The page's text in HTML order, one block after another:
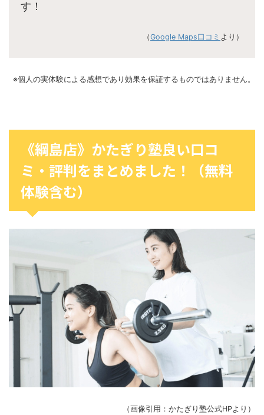
す！
（Google Maps口コミ より）
※個人の実体験による感想であり効果を保証するものではありません。
《綱島店》かたぎり塾良い口コ
ミ・評判をまとめました！（無料
体験含む）
（画像引用：かたぎり塾公式HPより）